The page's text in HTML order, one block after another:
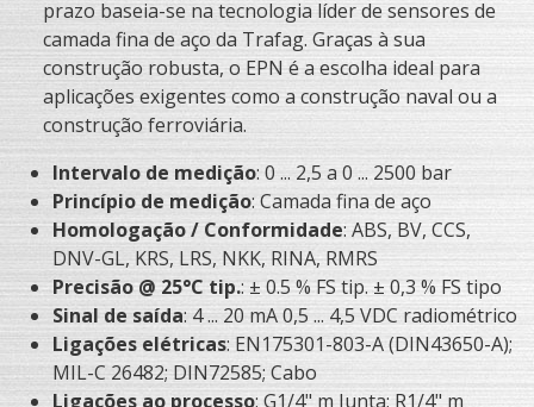
prazo baseia-se na tecnologia líder de sensores de
camada fina de aço da Trafag. Graças à sua
construção robusta, o EPN é a escolha ideal para
aplicações exigentes como a construção naval ou a
construção ferroviária.
Intervalo de medição: 0 ... 2,5 a 0 ... 2500 bar
Princípio de medição: Camada fina de aço
Homologação / Conformidade: ABS, BV, CCS,
DNV-GL, KRS, LRS, NKK, RINA, RMRS
Precisão @ 25°C tip.: ± 0.5 % FS tip. ± 0,3 % FS tipo
Sinal de saída: 4 ... 20 mA 0,5 ... 4,5 VDC radiométrico
Ligações elétricas: EN175301-803-A (DIN43650-A);
MIL-C 26482; DIN72585; Cabo
Ligações ao processo: G1/4" m Junta; R1/4" m